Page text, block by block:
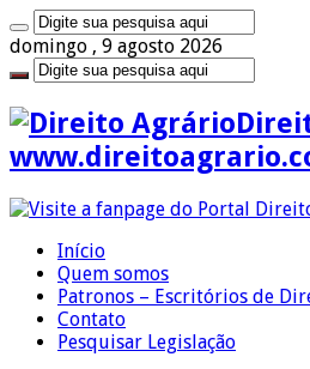
domingo , 9 agosto 2026
Início
Quem somos
Patronos – Escritórios de
Contato
Pesquisar Legislação